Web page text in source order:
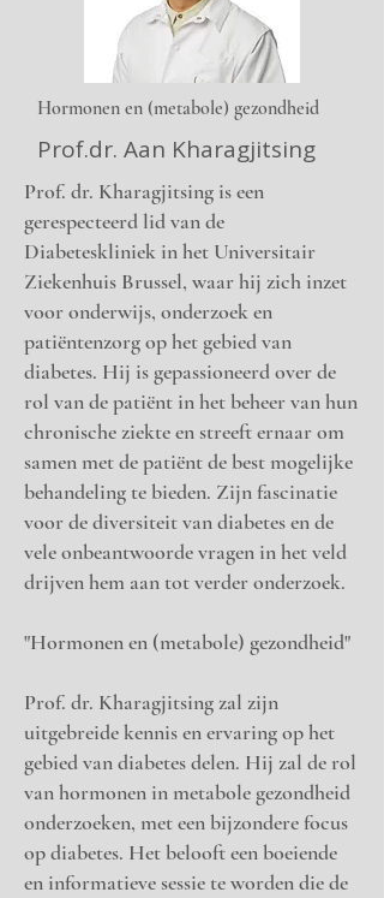
Hormonen en (metabole) gezondheid
Prof.dr. Aan Kharagjitsing
Prof. dr. Kharagjitsing is een
gerespecteerd lid van de
Diabeteskliniek in het Universitair
Ziekenhuis Brussel, waar hij zich inzet
voor onderwijs, onderzoek en
patiëntenzorg op het gebied van
diabetes. Hij is gepassioneerd over de
rol van de patiënt in het beheer van hun
chronische ziekte en streeft ernaar om
samen met de patiënt de best mogelijke
behandeling te bieden. Zijn fascinatie
voor de diversiteit van diabetes en de
vele onbeantwoorde vragen in het veld
drijven hem aan tot verder onderzoek.
"Hormonen en (metabole) gezondheid"
Prof. dr. Kharagjitsing zal zijn
uitgebreide kennis en ervaring op het
gebied van diabetes delen. Hij zal de rol
van hormonen in metabole gezondheid
onderzoeken, met een bijzondere focus
op diabetes. Het belooft een boeiende
en informatieve sessie te worden die de